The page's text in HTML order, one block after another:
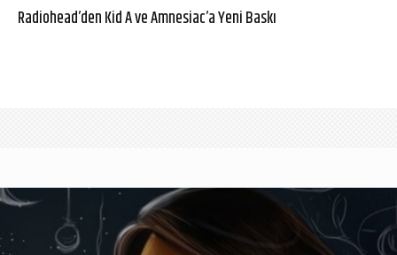
Radiohead’den Kid A ve Amnesiac’a Yeni Baskı